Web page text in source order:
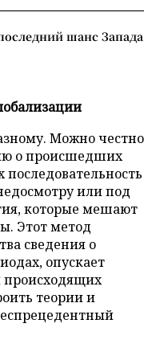
шанс Запада
Можно честно
о происшедших
последовательность
или под
которые мешают
Этот метод
сведения о
опускает
теории и